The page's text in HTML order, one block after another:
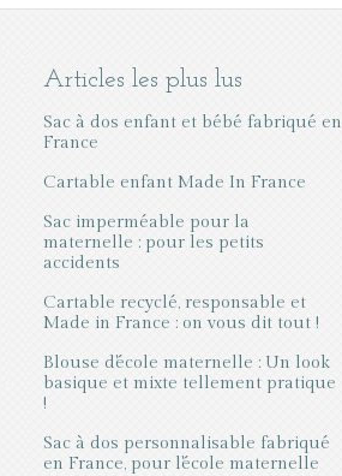
Articles les plus lus
Sac à dos enfant et bébé fabriqué en
France
Cartable enfant Made In France
Sac imperméable pour la
maternelle : pour les petits
accidents
Cartable recyclé, responsable et
Made in France : on vous dit tout !
Blouse d'école maternelle : Un look
basique et mixte tellement pratique
!
Sac à dos personnalisable fabriqué
en France, pour l'école maternelle